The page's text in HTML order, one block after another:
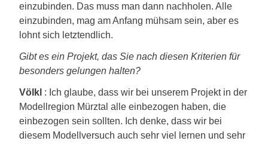
einzubinden. Das muss man dann nachholen. Alle
einzubinden, mag am Anfang mühsam sein, aber es
lohnt sich letztendlich.
Gibt es ein Projekt, das Sie nach diesen Kriterien für
besonders gelungen halten?
Völkl : Ich glaube, dass wir bei unserem Projekt in der
Modellregion Mürztal alle einbezogen haben, die
einbezogen sein sollten. Ich denke, dass wir bei
diesem Modellversuch auch sehr viel lernen und sehr